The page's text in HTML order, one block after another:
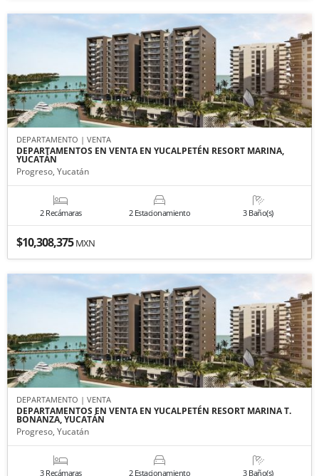
DEPARTAMENTO | VENTA
DEPARTAMENTOS EN VENTA EN YUCALPETÉN RESORT MARINA,
YUCATÁN
Progreso, Yucatán
2 Recámaras 2 Estacionamiento 3 Baño(s)
$10,308,375MXN
DEPARTAMENTO | VENTA
DEPARTAMENTOS EN VENTA EN YUCALPETÉN RESORT MARINA T.
BONANZA, YUCATÁN
Progreso, Yucatán
3 Recámaras 2 Estacionamiento 3 Baño(s)